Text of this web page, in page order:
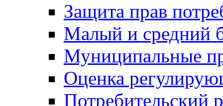
Защита прав
Малый и средний
Муниципальные
Оценка
Потребительский